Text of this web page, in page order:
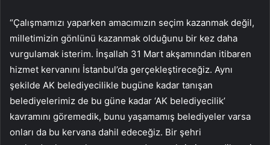
“Çalışmamızı yaparken amacımızın seçim kazanmak değil,
milletimizin gönlünü kazanmak olduğunu bir kez daha
vurgulamak isterim. İnşallah 31 Mart akşamından itibaren
hizmet kervanını İstanbul’da gerçekleştireceğiz. Aynı
şekilde AK belediyecilikle bugüne kadar tanışan
belediyelerimiz de bu güne kadar ‘AK belediyecilik’
kavramını göremedik, bunu yaşamamış belediyeler varsa
onları da bu kervana dahil edeceğiz. Bir şehri